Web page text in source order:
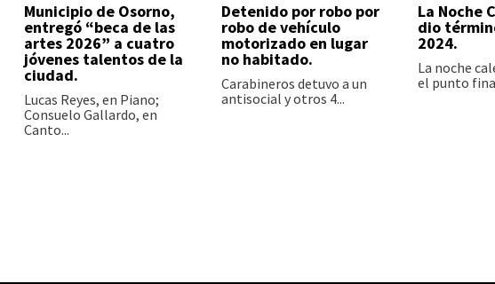
Municipio de Osorno,
entregó “beca de las
artes 2026” a cuatro
jóvenes talentos de la
ciudad.
Lucas Reyes, en Piano;
Consuelo Gallardo, en
Canto...
Detenido por robo por
robo de vehículo
motorizado en lugar
no habitado.
Carabineros detuvo a un
antisocial y otros 4...
La Noche
dio
2024.
La noche
el punto